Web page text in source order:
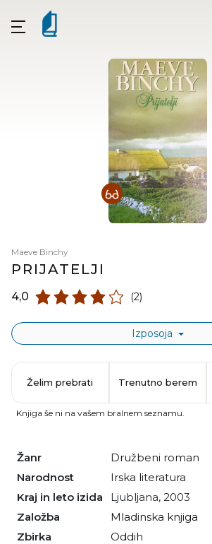
Maeve Binchy
PRIJATELJI
4,0 (2)
Izposoja
Žanr
družbeni roman
Narodnost
irska literatura
Kraj in leto izida
Ljubljana, 2003
Založba
Mladinska knjiga
Zbirka
Oddih
Želim prebrati Trenutno berem
Knjiga še ni na vašem bralnem seznamu.